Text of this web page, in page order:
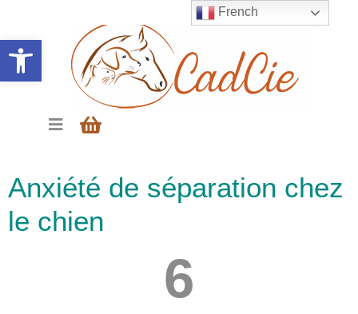
Ouvrir la barre d’outils
Anxiété de séparation chez
le chien
6
French